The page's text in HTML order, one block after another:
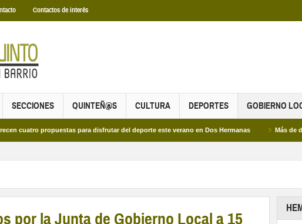
Contactos de interés
SECCIONES QUINTEÑ@S CULTURA DEPORTES GOBIERNO
propuestas para disfrutar del deporte este verano en Dos Hermanas Más de dos mil
por la Junta de Gobierno Local a 15